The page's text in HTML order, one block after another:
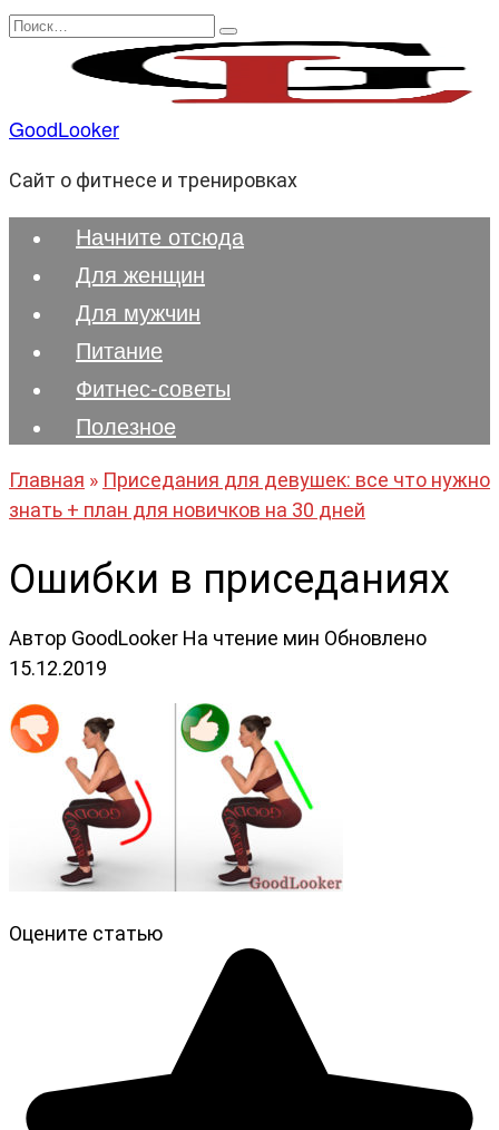
Перейти
содержанию
Search
GoodLooker
Сайт о фитнесе и тренировках
Начните отсюда
Для женщин
Для мужчин
Питание
Фитнес-советы
Полезноe
Главная » Приседания для девушек: все что нужно
знать + план для новичков на 30 дней
Ошибки в приседаниях
Автор GoodLooker На чтение мин Обновлено
15.12.2019
Оцените статью